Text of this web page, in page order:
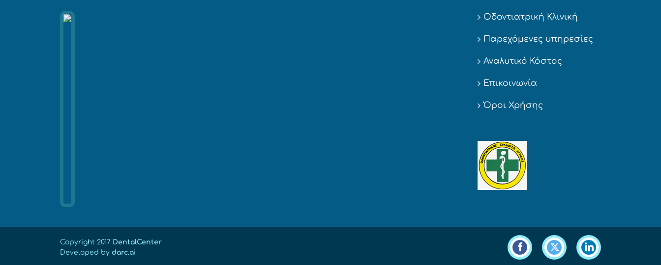
Οδοντιατρική Κλινική
Παρεχόμενες υπηρεσίες
Αναλυτικό Κόστος
Επικοινωνία
Όροι Χρήσης
Copyright 2017 DentalCenter
Developed by darc.ai
FacebookX LinkedIn